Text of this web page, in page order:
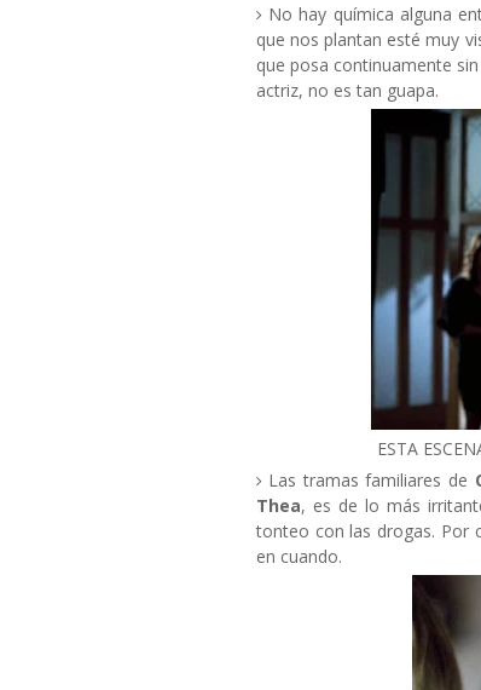
No hay química alguna
que nos plantan esté muy
que posa continuamente
actriz, no es tan guapa.
ESTA
Las tramas familiares de
Thea, es de lo más
tonteo con las drogas. Por
en cuando.